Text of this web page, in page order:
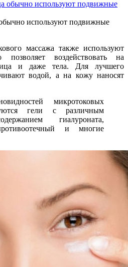
используют подвижные
массажа также используют
позволяет воздействовать на
и даже тела. Для лучшего
водой, а на кожу наносят
микротоковых
гели с различным
гиалуроната,
и многие